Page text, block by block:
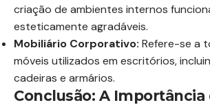
criação de ambientes internos
esteticamente agradáveis.
Mobiliário Corporativo: Refere-se a
móveis utilizados em escritórios,
cadeiras e armários.
Conclusão: A Importância